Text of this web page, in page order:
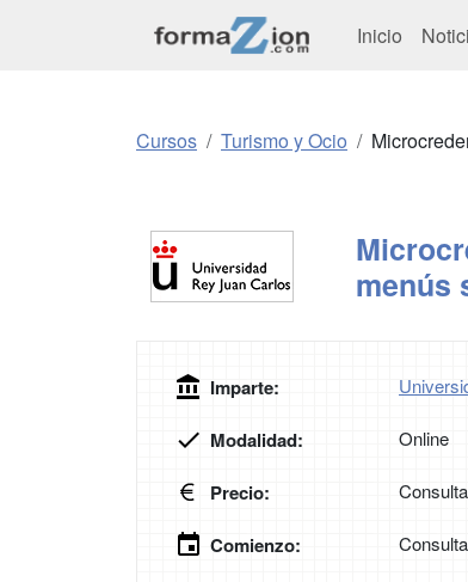
Inicio
Cursos Turismo y Ocio
menús
Imparte:
Modalidad: Online
Precio:
Comienzo: